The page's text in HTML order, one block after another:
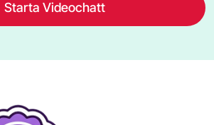
Starta Videochatt